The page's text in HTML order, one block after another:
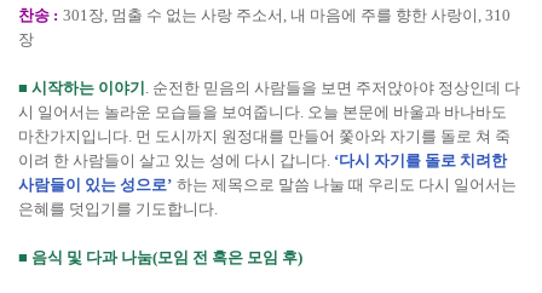
찬송 : 301장, 멈출 수 없는 사랑 주소서 , 내 마음에 주를 향한 사랑이 , 310
장
■ 시작하는 이야기 . 순전한 믿음의 사람들을 보면 주저앉아야 정상인데 다
시 일어서는 놀라운 모습들을 보여줍니다. 오늘 본문에 바울과 바나바도
마찬가지입니다. 먼 도시까지 원정대를 만들어 쫓아와 자기를 돌로 쳐 죽
이려 한 사람들이 살고 있는 성에 다시 갑니다. ‘다시 자기를 돌로 치려한
사람들이 있는 성으로’ 하는 제목으로 말씀 나눌 때 우리도 다시 일어서는
은혜를 덧입기를 기도합니다.
■ 음식 및 다과 나눔(모임 전 혹은 모임 후)